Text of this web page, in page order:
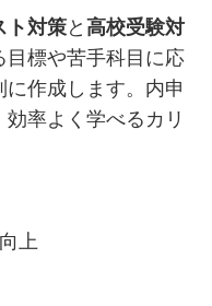
ト対策と 高校受験対
標や苦手科目に応
作成します。内申
率よく学べるカリ
上